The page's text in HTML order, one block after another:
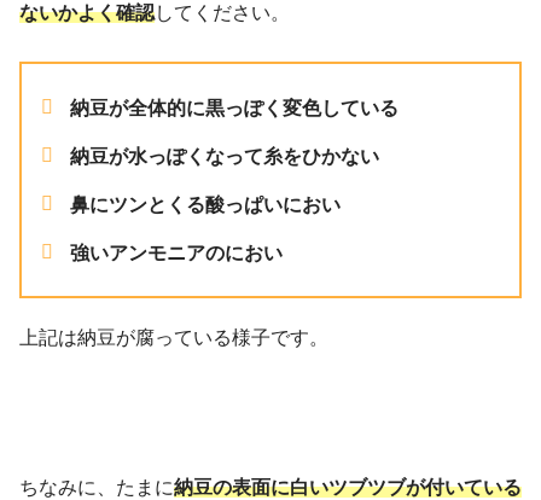
ないかよく確認してください。
納豆が全体的に黒っぽく変色している
納豆が水っぽくなって糸をひかない
鼻にツンとくる酸っぱいにおい
強いアンモニアのにおい
上記は納豆が腐っている様子です。
ちなみに、たまに納豆の表面に白いツブツブが付いている